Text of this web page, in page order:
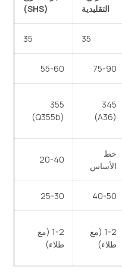
التقليدية
(SHS)
35
35
75-90
55-60
345
(A36)
355
(Q355b)
خط
الأساس
20-40
40-50
25-30
1-2 (مع
طلاء)
1-2 (مع
طلاء)